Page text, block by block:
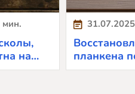
мин.
на
31.07.2025
планкена